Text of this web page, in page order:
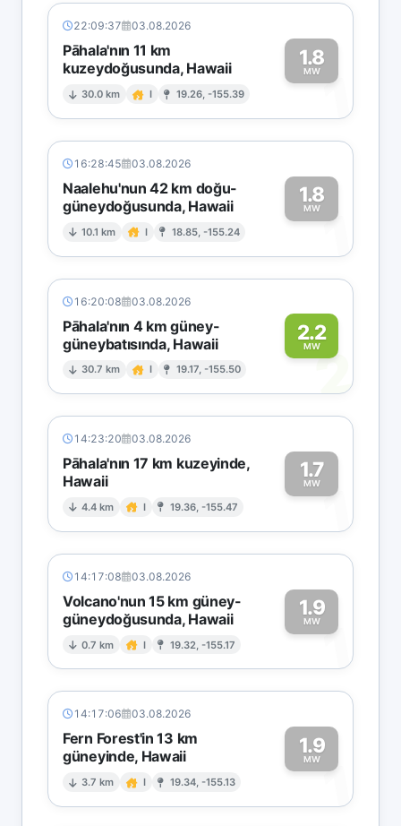
22:09:37 03.08.2026
Pāhala'nın 11 km
kuzeydoğusunda, Hawaii
30.0 km I 19.26, -155.39
1.8
MW1
16:28:45 03.08.2026
Naalehu'nun 42 km doğu-
güneydoğusunda, Hawaii
10.1 km I 18.85, -155.24
1.8
MW1
16:20:08 03.08.2026
Pāhala'nın 4 km güney-
güneybatısında, Hawaii
30.7 km I 19.17, -155.50
2.2
MW2
14:23:20 03.08.2026
Pāhala'nın 17 km kuzeyinde,
Hawaii
4.4 km I 19.36, -155.47
1.7
MW1
14:17:08 03.08.2026
Volcano'nun 15 km güney-
güneydoğusunda, Hawaii
0.7 km I 19.32, -155.17
1.9
MW1
14:17:06 03.08.2026
Fern Forest'in 13 km
güneyinde, Hawaii
3.7 km I 19.34, -155.13
1.9
MW1